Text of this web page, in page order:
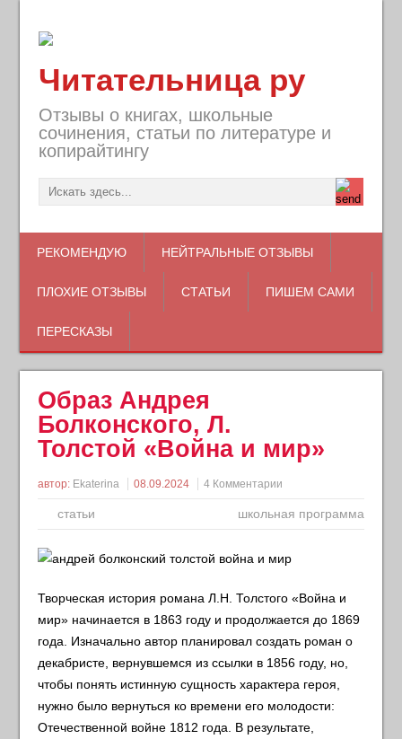
Читательница ру
Отзывы о книгах, школьные
сочинения, статьи по литературе и
копирайтингу
РЕКОМЕНДУЮ НЕЙТРАЛЬНЫЕ ОТЗЫВЫ
ПЛОХИЕ ОТЗЫВЫ СТАТЬИ ПИШЕМ САМИ
ПЕРЕСКАЗЫ
Образ Андрея
Болконского, Л.
Толстой «Война и мир»
автор: Ekaterina 08.09.2024 4 Комментарии
статьи школьная программа
Творческая история романа Л.Н. Толстого «Война и
мир» начинается в 1863 году и продолжается до 1869
года. Изначально автор планировал создать роман о
декабристе, вернувшемся из ссылки в 1856 году, но,
чтобы понять истинную сущность характера героя,
нужно было вернуться ко времени его молодости:
Отечественной войне 1812 года. В результате,